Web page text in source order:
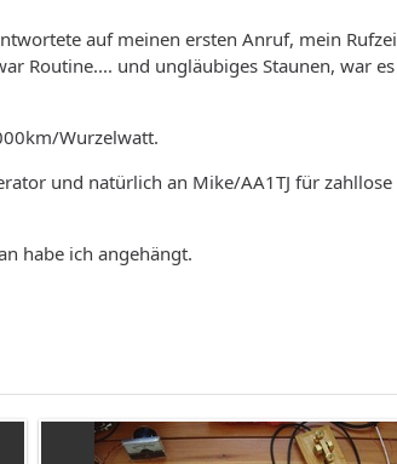
auf meinen ersten Anruf, mein
Routine.... und ungläubiges Staunen, war
Wurzelwatt.
und natürlich an Mike/AA1TJ für
habe ich angehängt.